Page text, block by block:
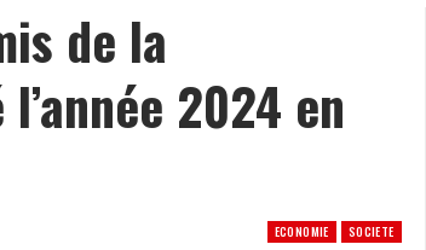
de la
2024 en
ECONOMIE SOCIETE